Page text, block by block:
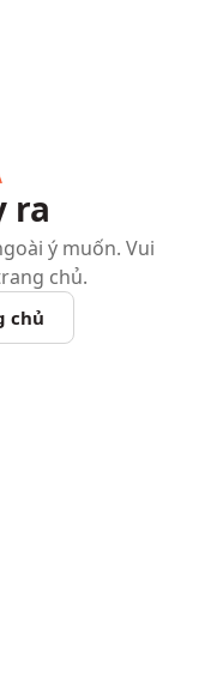
ra
ý muốn. Vui
chủ.
chủ